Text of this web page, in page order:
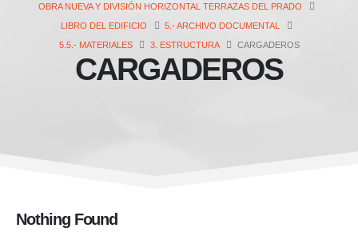
OBRA NUEVA Y DIVISIÓN HORIZONTAL TERRAZAS DEL PRADO
LIBRO DEL EDIFICIO
5.- ARCHIVO DOCUMENTAL
5.5.- MATERIALES
3. ESTRUCTURA CARGADEROS
CARGADEROS
Nothing Found